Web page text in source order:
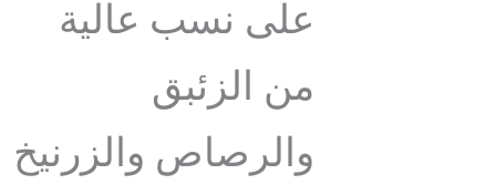
على نسب عالية
من الزئبق
والرصاص والزرنيخ